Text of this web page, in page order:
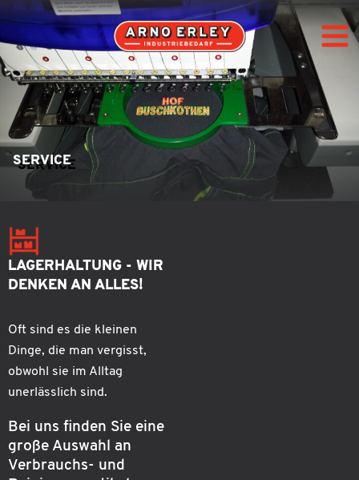
Lieferprogramm
SERVICE
LAGERHALTUNG - WIR
DENKEN AN ALLES!
Oft sind es die kleinen
Dinge, die man vergisst,
obwohl sie im Alltag
unerlässlich sind.
Bei uns finden Sie eine
große Auswahl an
Verbrauchs- und